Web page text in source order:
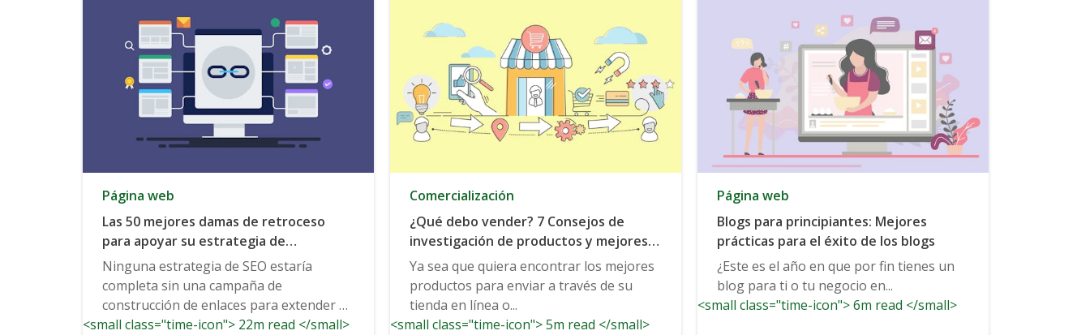
Página web
Las 50 mejores damas de retroceso
para apoyar su estrategia de
construcción de enlaces
Ninguna estrategia de SEO estaría
completa sin una campaña de
construcción de enlaces para extender el
alcance...
<small class="time-icon"> 22m read </small>
Comercialización
¿Qué debo vender? 7 Consejos de
investigación de productos y mejores
prácticas
Ya sea que quiera encontrar los mejores
productos para enviar a través de su
tienda en línea o...
<small class="time-icon"> 5m read </small>
Página web
Blogs para principiantes: Mejores
prácticas para el éxito de los blogs
¿Este es el año en que por fin tienes un
blog para ti o tu negocio en...
<small class="time-icon"> 6m read </small>